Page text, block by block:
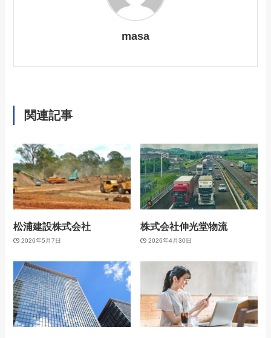
masa
関連記事
松浦建設株式会社
2026年5月7日
株式会社伸光堂物流
2026年4月30日